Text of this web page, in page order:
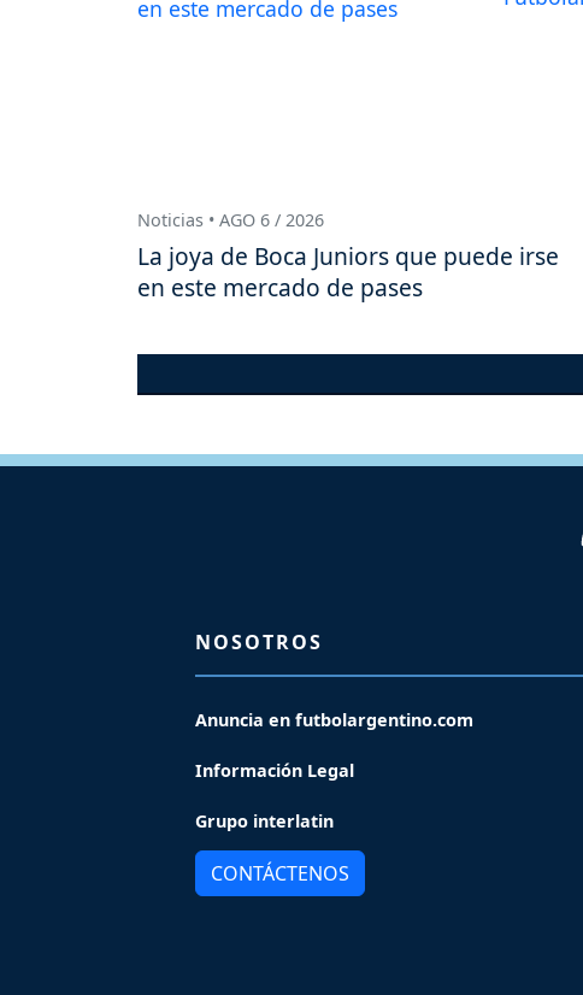
Noticias • AGO 6 / 2026
La joya de Boca Juniors que puede irse
en este mercado de pases
NOSOTROS
Anuncia en futbolargentino.com
Información Legal
Grupo interlatin
CONTÁCTENOS